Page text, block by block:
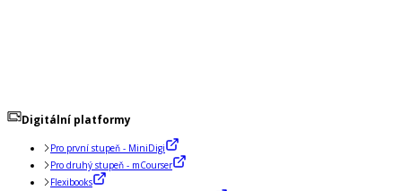
Digitální platformy
Pro první stupeň - MiniDigi
Pro druhý stupeň - mCourser
Flexibooks